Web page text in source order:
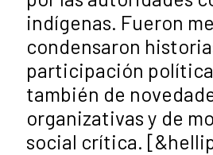
indígenas. Fueron
condensaron
participación
también de
organizativas y de
social crítica.